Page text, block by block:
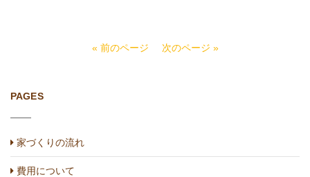
« 前のページ 次のページ »
PAGES
家づくりの流れ
費用について